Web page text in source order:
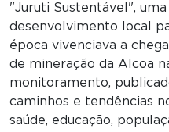
"Juruti Sustentável",
desenvolvimento local
época vivenciava a
de mineração da Alcoa
monitoramento,
caminhos e tendências
saúde, educação,